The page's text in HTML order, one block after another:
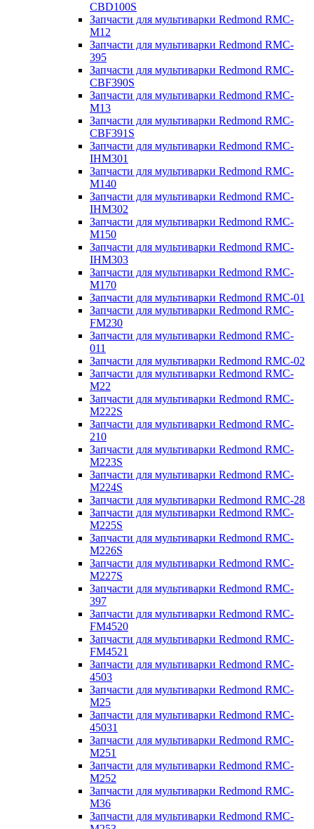
CBD100S
Запчасти для мультиварки Redmond RMC-
M12
Запчасти для мультиварки Redmond RMC-
395
Запчасти для мультиварки Redmond RMC-
CBF390S
Запчасти для мультиварки Redmond RMC-
M13
Запчасти для мультиварки Redmond RMC-
CBF391S
Запчасти для мультиварки Redmond RMC-
IHM301
Запчасти для мультиварки Redmond RMC-
M140
Запчасти для мультиварки Redmond RMC-
IHM302
Запчасти для мультиварки Redmond RMC-
M150
Запчасти для мультиварки Redmond RMC-
IHM303
Запчасти для мультиварки Redmond RMC-
M170
Запчасти для мультиварки Redmond RMC-01
Запчасти для мультиварки Redmond RMC-
FM230
Запчасти для мультиварки Redmond RMC-
011
Запчасти для мультиварки Redmond RMC-02
Запчасти для мультиварки Redmond RMC-
M22
Запчасти для мультиварки Redmond RMC-
M222S
Запчасти для мультиварки Redmond RMC-
210
Запчасти для мультиварки Redmond RMC-
M223S
Запчасти для мультиварки Redmond RMC-
M224S
Запчасти для мультиварки Redmond RMC-28
Запчасти для мультиварки Redmond RMC-
M225S
Запчасти для мультиварки Redmond RMC-
M226S
Запчасти для мультиварки Redmond RMC-
M227S
Запчасти для мультиварки Redmond RMC-
397
Запчасти для мультиварки Redmond RMC-
FM4520
Запчасти для мультиварки Redmond RMC-
FM4521
Запчасти для мультиварки Redmond RMC-
4503
Запчасти для мультиварки Redmond RMC-
M25
Запчасти для мультиварки Redmond RMC-
45031
Запчасти для мультиварки Redmond RMC-
M251
Запчасти для мультиварки Redmond RMC-
M252
Запчасти для мультиварки Redmond RMC-
M36
Запчасти для мультиварки Redmond RMC-